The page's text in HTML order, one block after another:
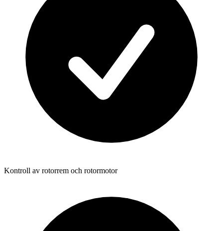
Kontroll av rotorrem och rotormotor